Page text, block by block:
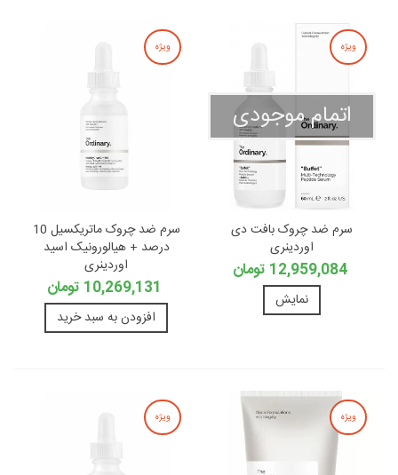
ویژه
اتمام موجودی
سرم ضد چروک بافت دی
اوردینری
12,959,084 تومان
نمایش
ویژه
سرم ضد چروک ماتریکسیل 10
درصد + هیالورونیک اسید
اوردینری
10,269,131 تومان
افزودن به سبد خرید
ویژه ویژه